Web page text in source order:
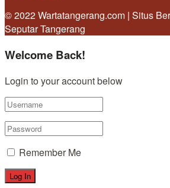
© 2022 Wartatangerang.com | Situs
Seputar Tangerang
Welcome Back!
Login to your account below
Remember Me